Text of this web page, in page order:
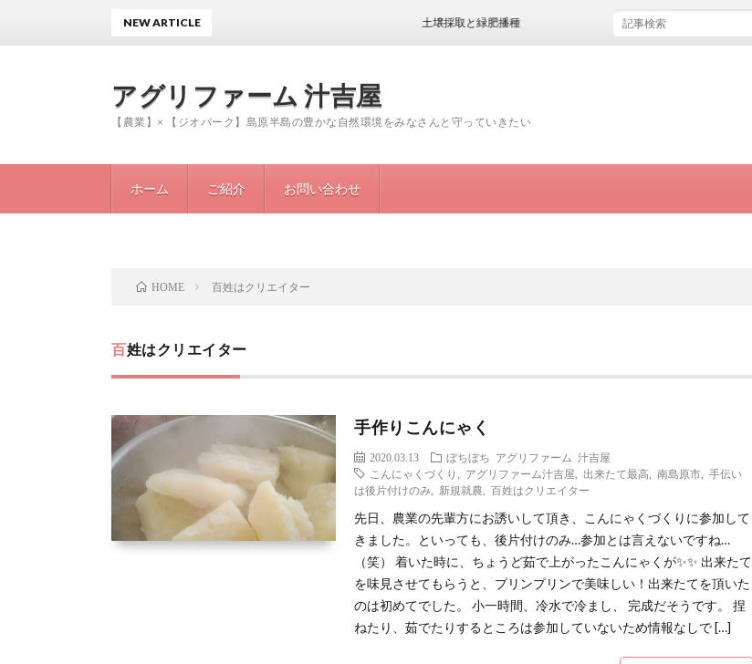
アグリファーム 汁吉屋
【農業】× 【ジオパーク】島原半島の豊かな自然環境をみなさんと守っていきたい
ホーム ご紹介 お問い合わせ
NEW ARTICLE 土壌採取と緑肥播種
HOME 百姓はクリエイター
百姓はクリエイター
手作りこんにゃく
2020.03.13 ぼちぼち アグリファーム
汁吉屋
こんにゃくづくり
アグリファーム汁吉屋 ,出来たて最高 ,南島原市 ,手伝い
は後片付けのみ
新規就農 ,百姓はクリエイター
先日、農業の先輩方にお誘いして頂き、こんにゃくづくりに参加して
きました。といっても、後片付けのみ…参加とは言えないですね…
（笑） 着いた時に、ちょうど茹で上がったこんにゃくが✨✨ 出来たて
を味見させてもらうと、プリンプリンで美味しい！出来たてを頂いた
のは初めてでした。 小一時間、冷水で冷まし、 完成だそうです。 捏
ねたり、茹でたりするところは参加していないため情報なしで […]